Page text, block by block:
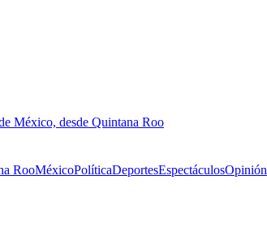
México, desde Quintana Roo
RooMéxicoPolíticaDeportesEspectáculosOpinión